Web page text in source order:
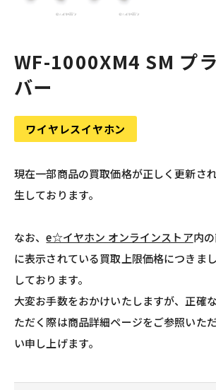
WF-1000XM4 SM プ
バー
ワイヤレスイヤホン
現在一部商品の買取価格が正しく更新さ
生しております。
なお、e☆イヤホン オンラインストア内
に表示されている買取上限価格につきま
しております。
大変お手数をおかけいたしますが、正確
ただく際は商品詳細ページをご参照いた
い申し上げます。